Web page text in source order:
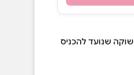
שנועד להכניס